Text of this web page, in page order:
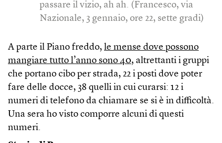
passare il vizio, ah ah. (Francesco, via
Nazionale, 3 gennaio, ore 22, sette gradi)
A parte il Piano freddo, le mense dove possono
mangiare tutto l’anno sono 40, altrettanti i gruppi
che portano cibo per strada, 22 i posti dove poter
fare delle docce, 38 quelli in cui curarsi: 12 i
numeri di telefono da chiamare se si è in difficoltà.
Una sera ho visto comporre alcuni di questi
numeri.